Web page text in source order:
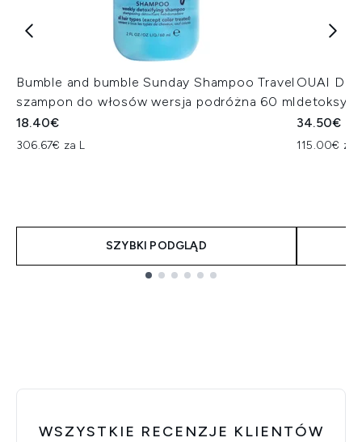
Bumble and bumble Sunday Shampoo Travel
szampon do włosów wersja podróżna 60 ml
18.40€
306.67€ za L
SZYBKI PODGLĄD
OUAI
34.50€
115.00€ za
WSZYSTKIE RECENZJE KLIENTÓW